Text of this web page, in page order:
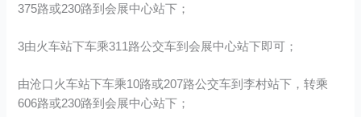
375路或230路到会展中心站下；
3由火车站下车乘311路公交车到会展中心站下即可；
由沧口火车站下车乘10路或207路公交车到李村站下，转乘
606路或230路到会展中心站下；